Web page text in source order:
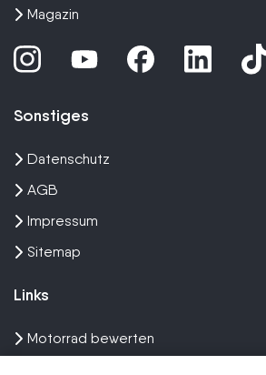
Magazin
Sonstiges
Datenschutz
AGB
Impressum
Sitemap
Links
Motorrad bewerten